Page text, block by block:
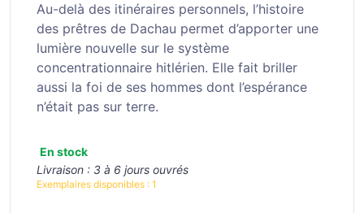
Au-delà des itinéraires personnels, l’histoire
des prêtres de Dachau permet d’apporter une
lumière nouvelle sur le système
concentrationnaire hitlérien. Elle fait briller
aussi la foi de ses hommes dont l’espérance
n’était pas sur terre.
En stock
Livraison : 3 à 6 jours ouvrés
Exemplaires disponibles : 1